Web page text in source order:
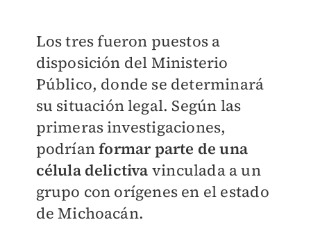
Los tres fueron puestos a
disposición del Ministerio
Público, donde se determinará
su situación legal. Según las
primeras investigaciones,
podríanformar parte de una
célula delictiva vinculada a un
grupo con orígenes en el estado
de Michoacán.